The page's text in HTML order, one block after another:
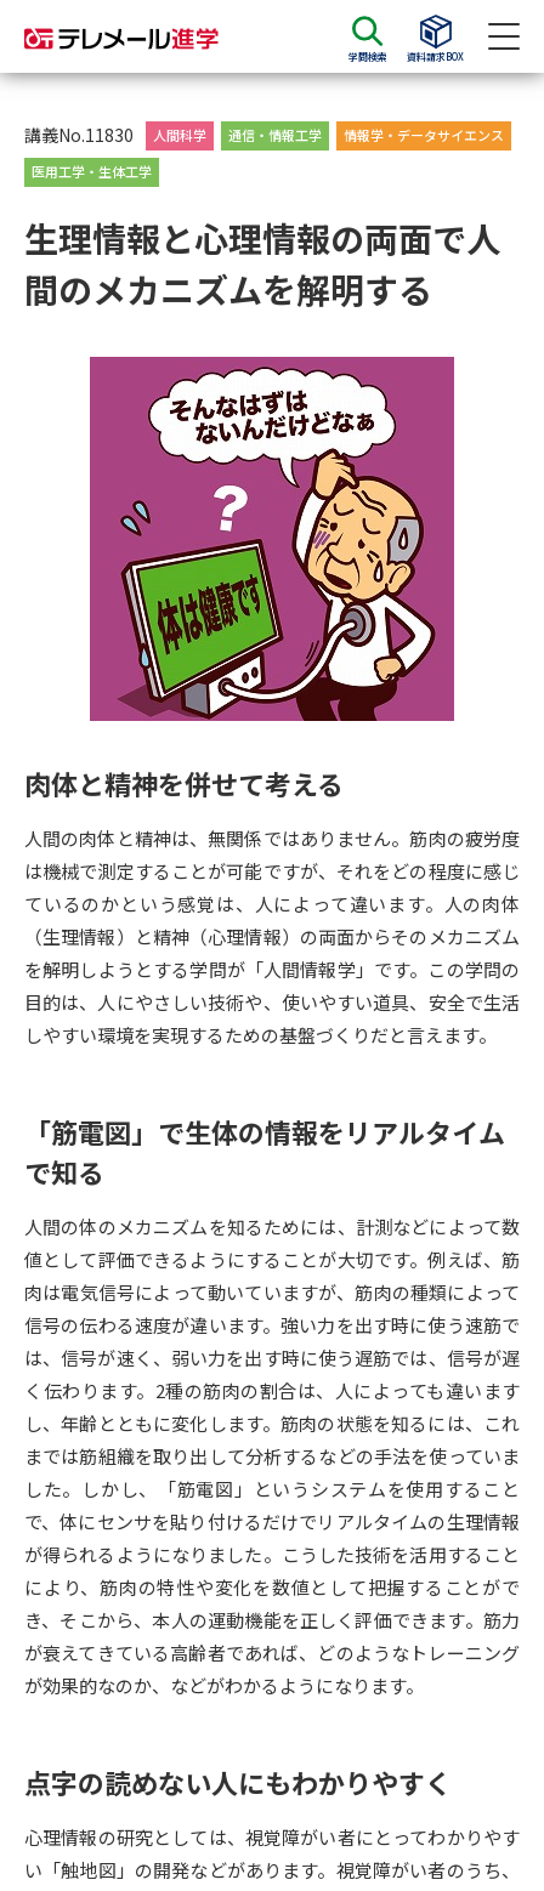
学問検索 資料請求BOX
資料請求 資料検索
大学・短大の資料種類から請求
大学パンフ 学部・学科パンフ
集要項＆願書
募集要項＆願書
大学・短大以外の資料から請求
大学院の資料請求
留学・進学関連、塾・予備校
大学入学共通テスト「受験案
内」の請求
大学入学共通テスト「受験上の
配慮案内」の請求
高等学校卒業程度認定試験
高等学校（情報）教員資格認定
大学研究 大学検索
大学で学べる内容や特徴を調べる
データサイエンス特集 奨学金・特待生制度特集
新学年スタート号特集ページ
（高3生用）
新学年スタート号特集ページ
（高2生用）
SELFBRAND特集ページ
オープンキャンパスなどを調べる
オープンキャンパス検索 実施プログラムから探す
来場型・Web型イベント特集 夢ナビライブ
受験準備 資料検索
併願校選び 受験スケジュールを立てよう
先輩が入学を決めた理由 テレメール全国一斉進学調査
講義No.11830 人間科学 通信・情報工学
情報学・データサイエンス
医用工学・生体工学
生理情報と心理情報の両面で人
間のメカニズムを解明する
肉体と精神を併せて考える
人間の肉体と精神は、無関係ではありません。筋肉の疲労度
は機械で測定することが可能ですが、それをどの程度に感じ
ているのかという感覚は、人によって違います。人の肉体
（生理情報）と精神（心理情報）の両面からそのメカニズム
を解明しようとする学問が「人間情報学」です。この学問の
目的は、人にやさしい技術や、使いやすい道具、安全で生活
しやすい環境を実現するための基盤づくりだと言えます。
「筋電図」で生体の情報をリアルタイム
で知る
人間の体のメカニズムを知るためには、計測などによって数
値として評価できるようにすることが大切です。例えば、筋
肉は電気信号によって動いていますが、筋肉の種類によって
信号の伝わる速度が違います。強い力を出す時に使う速筋で
は、信号が速く、弱い力を出す時に使う遅筋では、信号が遅
く伝わります。2種の筋肉の割合は、人によっても違います
し、年齢とともに変化します。筋肉の状態を知るには、これ
までは筋組織を取り出して分析するなどの手法を使っていま
した。しかし、「筋電図」というシステムを使用すること
で、体にセンサを貼り付けるだけでリアルタイムの生理情報
が得られるようになりました。こうした技術を活用すること
により、筋肉の特性や変化を数値として把握することがで
き、そこから、本人の運動機能を正しく評価できます。筋力
が衰えてきている高齢者であれば、どのようなトレーニング
が効果的なのか、などがわかるようになります。
点字の読めない人にもわかりやすく
心理情報の研究としては、視覚障がい者にとってわかりやす
い「触地図」の開発などがあります。視覚障がい者のうち、